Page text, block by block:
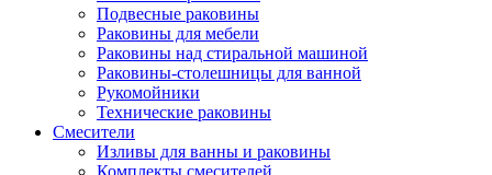
Подвесные раковины
Раковины для мебели
Раковины над стиральной машиной
Раковины-столешницы для ванной
Рукомойники
Технические раковины
Смесители
Изливы для ванны и раковины
Комплекты смесителей